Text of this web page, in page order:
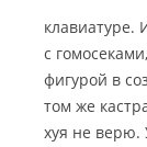
а
а
клавиатуре.
с
фигурой в
том же
хуя не верю.